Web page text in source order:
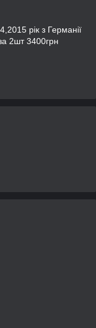
рік з Германії
2шт 3400грн